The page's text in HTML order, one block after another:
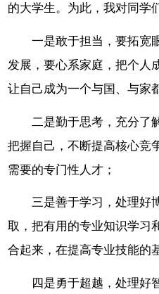
的大学生。为此，我对同学
一是敢于担当，要拓宽
发展，要心系家庭，把个人
让自己成为一个与国、与家
二是勤于思考，充分了
把握自己，不断提高核心竞
需要的专门性人才；
三是善于学习，处理好
取，把有用的专业知识学习
合起来，在提高专业技能的
四是勇于超越，处理好